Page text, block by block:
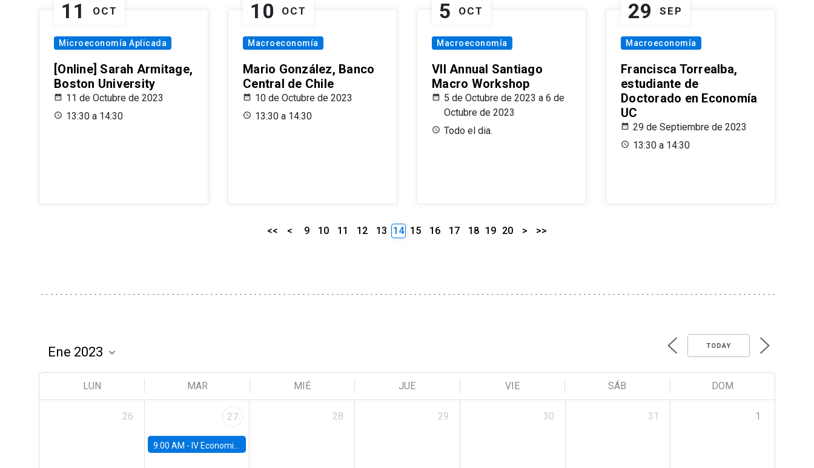
11 OCT
Microeconomía Aplicada
[Online] Sarah Armitage,
Boston University
11 de Octubre de 2023
13:30 a 14:30
10 OCT
Macroeconomía
Mario González, Banco
Central de Chile
10 de Octubre de 2023
13:30 a 14:30
5 OCT
Macroeconomía
VII Annual Santiago
Macro Workshop
5 de Octubre de 2023 a 6 de
Octubre de 2023
Todo el dia.
29 SEP
Macroeconomía
Francisca Torrealba,
estudiante de
Doctorado en Economía
UC
29 de Septiembre de 2023
13:30 a 14:30
<< < 9 10 11 12 13 14 15 16 17 18 19 20 > >>
TODAY
LUN MAR MIÉ JUE VIE SÁB DOM
26 27
9:00 AM - IV Economics Alumni Workshop
28 29 30 31 1